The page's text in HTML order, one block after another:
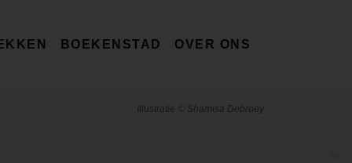
BOEKENSTAD OVER ONS
Illustratie © Shamisa Debroey